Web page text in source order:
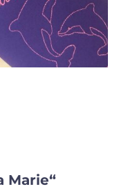
Marie“